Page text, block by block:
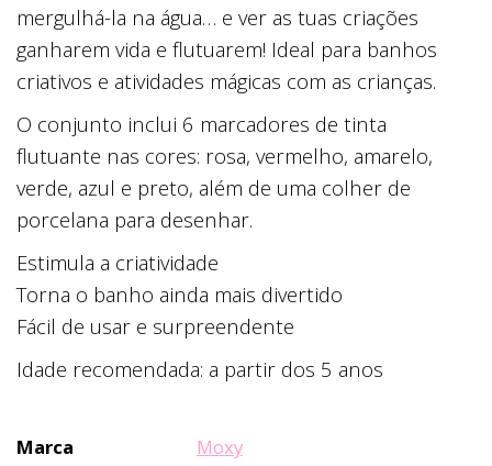
mergulhá-la na água… e ver as tuas criações
ganharem vida e flutuarem! Ideal para banhos
criativos e atividades mágicas com as crianças.
O conjunto inclui 6 marcadores de tinta
flutuante nas cores: rosa, vermelho, amarelo,
verde, azul e preto, além de uma colher de
porcelana para desenhar.
Estimula a criatividade
Torna o banho ainda mais divertido
Fácil de usar e surpreendente
Idade recomendada: a partir dos 5 anos
Marca Moxy